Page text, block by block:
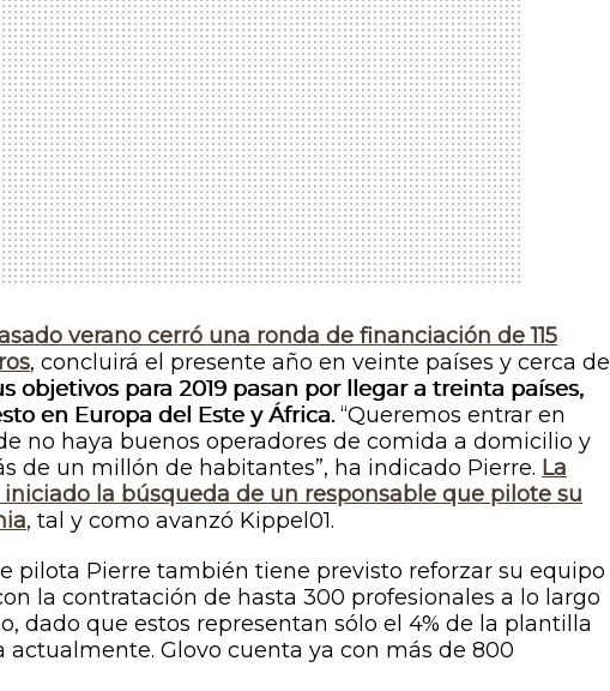
verano cerró una ronda de financiación de 115
, concluirá el presente año en veinte países y cerca de
objetivos para 2019 pasan por llegar a treinta países,
en Europa del Este y África. “Queremos entrar en
no haya buenos operadores de comida a domicilio y
de un millón de habitantes”, ha indicado Pierre. La
la búsqueda de un responsable que pilote su
, tal y como avanzó Kippel01.
pilota Pierre también tiene previsto reforzar su equipo
la contratación de hasta 300 profesionales a lo largo
dado que estos representan sólo el 4% de la plantilla
actualmente. Glovo cuenta ya con más de 800